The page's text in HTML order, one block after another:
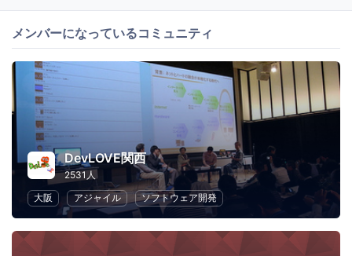
メンバーになっているコミュニティ
DevLOVE関西
2531人
大阪
アジャイル ソフトウェア開発